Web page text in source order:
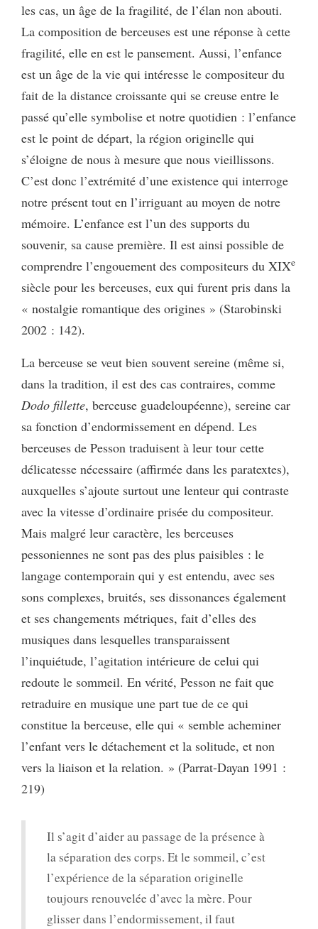
les cas, un âge de la fragilité, de l’élan non abouti.
La composition de berceuses est une réponse à cette
fragilité, elle en est le pansement. Aussi, l’enfance
est un âge de la vie qui intéresse le compositeur du
fait de la distance croissante qui se creuse entre le
passé qu’elle symbolise et notre quotidien : l’enfance
est le point de départ, la région originelle qui
s’éloigne de nous à mesure que nous vieillissons.
C’est donc l’extrémité d’une existence qui interroge
notre présent tout en l’irriguant au moyen de notre
mémoire. L’enfance est l’un des supports du
souvenir, sa cause première. Il est ainsi possible de
comprendre l’engouement des compositeurs du XIXe
siècle pour les berceuses, eux qui furent pris dans la
« nostalgie romantique des origines » (Starobinski
2002 : 142).
La berceuse se veut bien souvent sereine (même si,
dans la tradition, il est des cas contraires, comme
Dodo fillette, berceuse guadeloupéenne), sereine car
sa fonction d’endormissement en dépend. Les
berceuses de Pesson traduisent à leur tour cette
délicatesse nécessaire (affirmée dans les paratextes),
auxquelles s’ajoute surtout une lenteur qui contraste
avec la vitesse d’ordinaire prisée du compositeur.
Mais malgré leur caractère, les berceuses
pessoniennes ne sont pas des plus paisibles : le
langage contemporain qui y est entendu, avec ses
sons complexes, bruités, ses dissonances également
et ses changements métriques, fait d’elles des
musiques dans lesquelles transparaissent
l’inquiétude, l’agitation intérieure de celui qui
redoute le sommeil. En vérité, Pesson ne fait que
retraduire en musique une part tue de ce qui
constitue la berceuse, elle qui « semble acheminer
l’enfant vers le détachement et la solitude, et non
vers la liaison et la relation. » (Parrat-Dayan 1991 :
219)
Il s’agit d’aider au passage de la présence à
la séparation des corps. Et le sommeil, c’est
l’expérience de la séparation originelle
toujours renouvelée d’avec la mère. Pour
glisser dans l’endormissement, il faut